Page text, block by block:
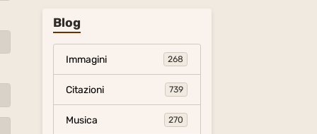
Blog
Immagini 268
Citazioni 739
Musica 270